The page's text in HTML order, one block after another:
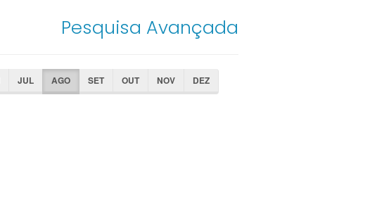
Pesquisa Avançada
JUL AGO SET OUT NOV DEZ